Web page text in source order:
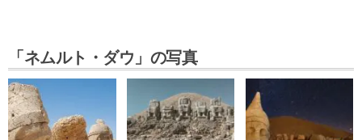
「ネムルト・ダウ」の写真